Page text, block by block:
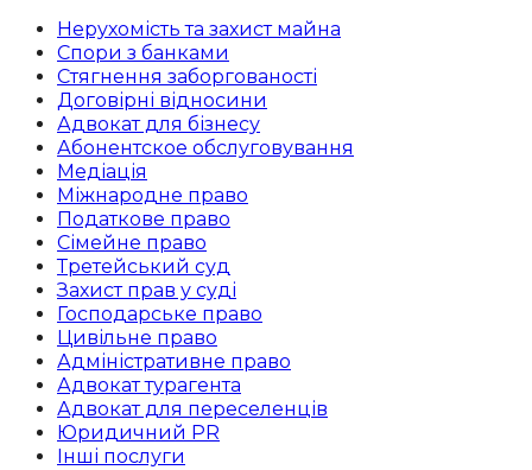
Нерухомість та захист майна
Спори з банками
Стягнення заборгованості
Договірні відносини
Адвокат для бізнесу
Абoнентское обслуговування
Медіація
Міжнародне право
Податкове право
Сімейне право
Третейський суд
Захист прав у суді
Господарське право
Цивільне право
Адміністративне право
Адвокат турагента
Адвокат для переселенців
Юридичний PR
Інші послуги